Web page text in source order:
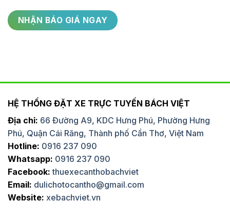
HỆ THỐNG ĐẶT XE TRỰC TUYẾN BÁCH VIỆT
Địa chỉ: 66 Đường A9, KDC Hưng Phú, Phường Hưng
Phú, Quận Cái Răng, Thành phố Cần Thơ, Việt Nam
Hotline: 0916 237 090
Whatsapp: 0916 237 090
Facebook: thuexecanthobachviet
Email: dulichotocantho@gmail.com
Website: xebachviet.vn